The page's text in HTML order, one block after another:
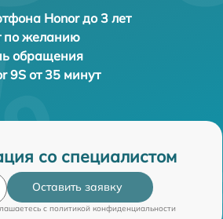
Honor до 3 лет
по желанию
обращения
9S от 35 минут
со специалистом
Оставить заявку
c политикой конфиденциальности